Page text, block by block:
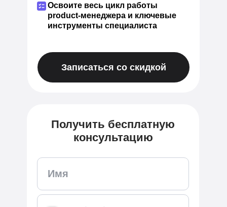
Получить бесплатную
консультацию
Записаться со скидкой
Освоите весь цикл работы
product-менеджера и ключевые
инструменты специалиста